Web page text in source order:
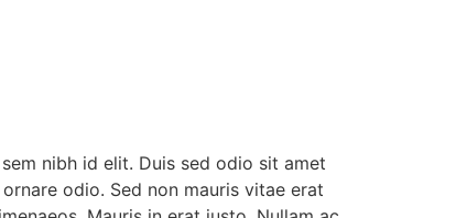
nibh id elit. Duis sed odio sit amet
odio. Sed non mauris vitae erat